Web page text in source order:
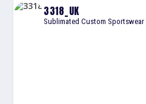
3318_UK
Sublimated Custom Sportswear